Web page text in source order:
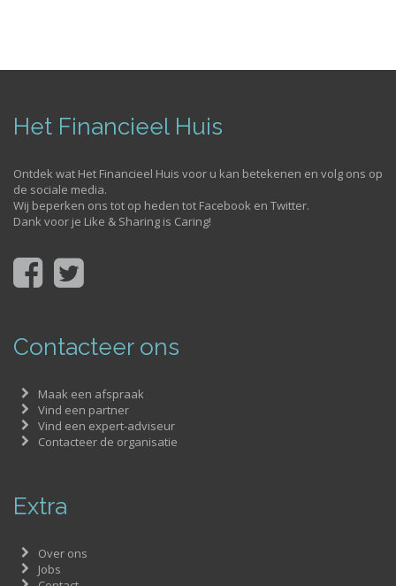
Het Financieel Huis
Ontdek wat Het Financieel Huis voor u kan betekenen en volg ons op
de sociale media.
Wij beperken ons tot op heden tot Facebook en Twitter.
Dank voor je Like & Sharing is Caring!
Contacteer ons
Maak een afspraak
Vind een partner
Vind een expert-adviseur
Contacteer de organisatie
Extra
Over ons
Jobs